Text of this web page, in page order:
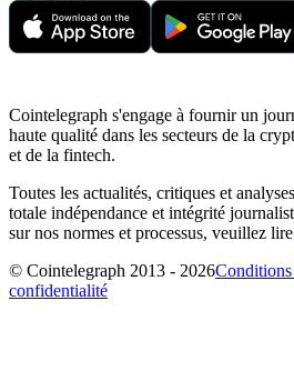
Cointelegraph s'engage à fournir un
haute qualité dans les secteurs de la
et de la fintech.
Toutes les actualités, critiques et
totale indépendance et intégrité
sur nos normes et processus, veuillez
© Cointelegraph 2013 - 2026
confidentialité